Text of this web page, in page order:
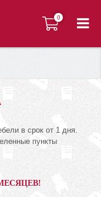
0
0
в срок от 1 дня.
пункты